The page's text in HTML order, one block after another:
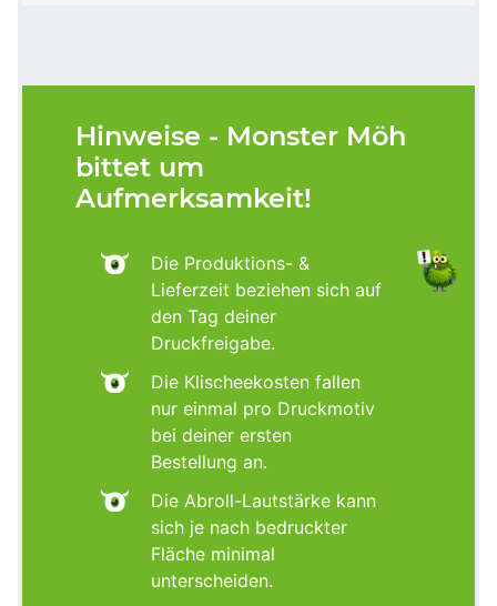
Hinweise - Monster Möh
bittet um
Aufmerksamkeit!
Die Produktions- &
Lieferzeit beziehen sich auf
den Tag deiner
Druckfreigabe.
Die Klischeekosten fallen
nur einmal pro Druckmotiv
bei deiner ersten
Bestellung an.
Die Abroll-Lautstärke kann
sich je nach bedruckter
Fläche minimal
unterscheiden.